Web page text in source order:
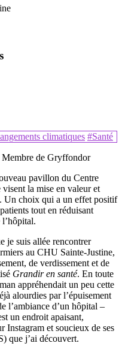
climatiques #Santé
Membre de Gryffondor
pavillon du Centre
la mise en valeur et
Un choix qui a un effet positif
tout en réduisant
l’hôpital.
je suis allée rencontrer
au CHU Sainte-Justine,
de verdissement et de
Grandir en santé. En toute
appréhendait un peu cette
alourdies par l’épuisement
l’ambiance d’un hôpital –
un endroit apaisant,
Instagram et soucieux de ses
que j’ai découvert.